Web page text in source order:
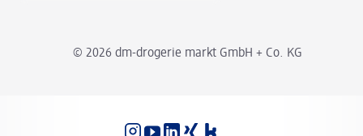
© 2026 dm-drogerie markt GmbH + Co. KG